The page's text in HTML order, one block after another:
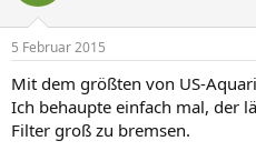
5 Februar 2015
Mit dem größten von US-
Ich behaupte einfach mal, der
Filter groß zu bremsen.